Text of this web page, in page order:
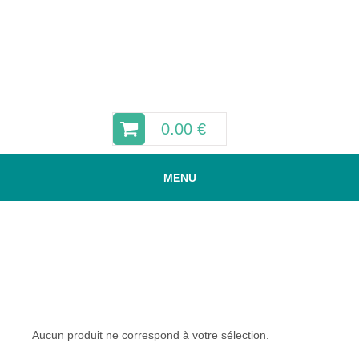
0.00€
MENU
Aucun produit ne correspond à votre sélection.